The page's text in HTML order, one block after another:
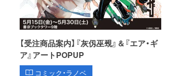
【受注商品案内】『灰仭巫覡』＆『エア・ギ
ア』アートPOPUP
コミック・ラノベ